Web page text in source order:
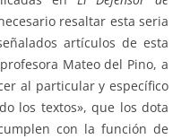
resaltar esta seria
artículos de esta
Mateo del Pino, a
al particular y específico
los textos», que los dota
con la función de